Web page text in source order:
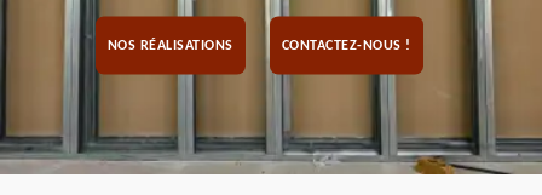
NOS RÉALISATIONS CONTACTEZ-NOUS !